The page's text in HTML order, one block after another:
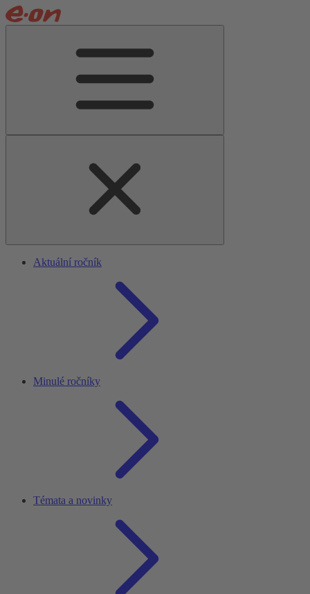
Aktuální ročník
Minulé ročníky
Témata a novinky